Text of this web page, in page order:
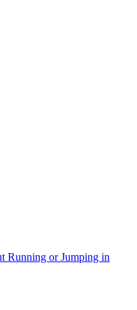
Running or Jumping in